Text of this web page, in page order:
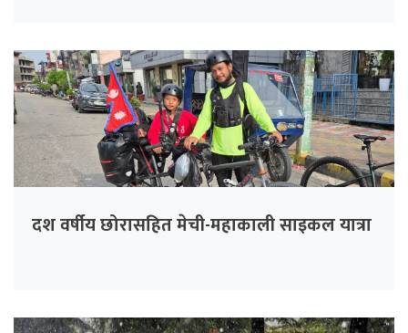
दश वर्षीय छोरासहित मेची-महाकाली साइकल यात्रा